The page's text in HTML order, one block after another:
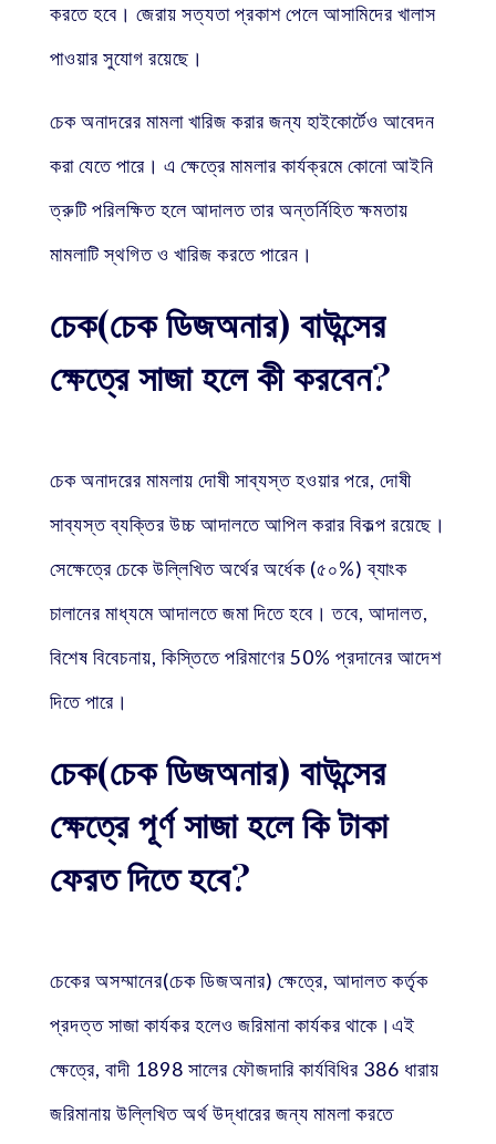
করতে হবে। জেরায় সত্যতা প্রকাশ পেলে আসামিদের খালাস
পাওয়ার সুযোগ রয়েছে।
চেক অনাদরের মামলা খারিজ করার জন্য হাইকোর্টেও আবেদন
করা যেতে পারে। এ ক্ষেত্রে মামলার কার্যক্রমে কোনো আইনি
ত্রুটি পরিলক্ষিত হলে আদালত তার অন্তর্নিহিত ক্ষমতায়
মামলাটি স্থগিত ও খারিজ করতে পারেন।
চেক(চেক ডিজঅনার) বাউন্সের
ক্ষেত্রে সাজা হলে কী করবেন?
চেক অনাদরের মামলায় দোষী সাব্যস্ত হওয়ার পরে, দোষী
সাব্যস্ত ব্যক্তির উচ্চ আদালতে আপিল করার বিকল্প রয়েছে।
সেক্ষেত্রে চেকে উল্লিখিত অর্থের অর্ধেক (৫০%) ব্যাংক
চালানের মাধ্যমে আদালতে জমা দিতে হবে। তবে, আদালত,
বিশেষ বিবেচনায়, কিস্তিতে পরিমাণের 50% প্রদানের আদেশ
দিতে পারে।
চেক(চেক ডিজঅনার) বাউন্সের
ক্ষেত্রে পূর্ণ সাজা হলে কি টাকা
ফেরত দিতে হবে?
চেকের অসম্মানের(চেক ডিজঅনার) ক্ষেত্রে, আদালত কর্তৃক
প্রদত্ত সাজা কার্যকর হলেও জরিমানা কার্যকর থাকে।এই
ক্ষেত্রে, বাদী 1898 সালের ফৌজদারি কার্যবিধির 386 ধারায়
জরিমানায় উল্লিখিত অর্থ উদ্ধারের জন্য মামলা করতে